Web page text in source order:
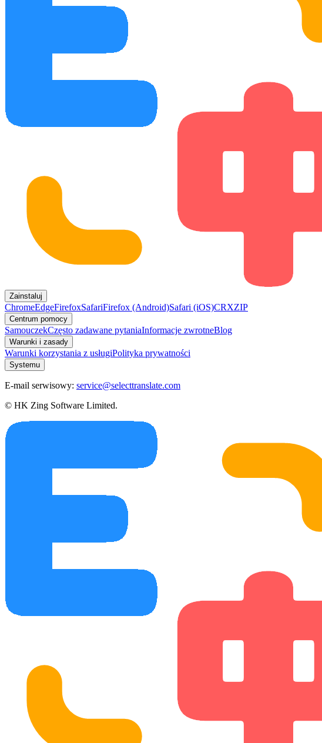
Zainstaluj
ChromeEdgeFirefoxSafariFirefox (Android)Safari (iOS)CRXZIP
Centrum pomocy
SamouczekCzęsto zadawane pytaniaInformacje zwrotneBlog
Warunki i zasady
Warunki korzystania z usługiPolityka prywatności
Systemu
E-mail serwisowy: service@selecttranslate.com
© HK Zing Software Limited.